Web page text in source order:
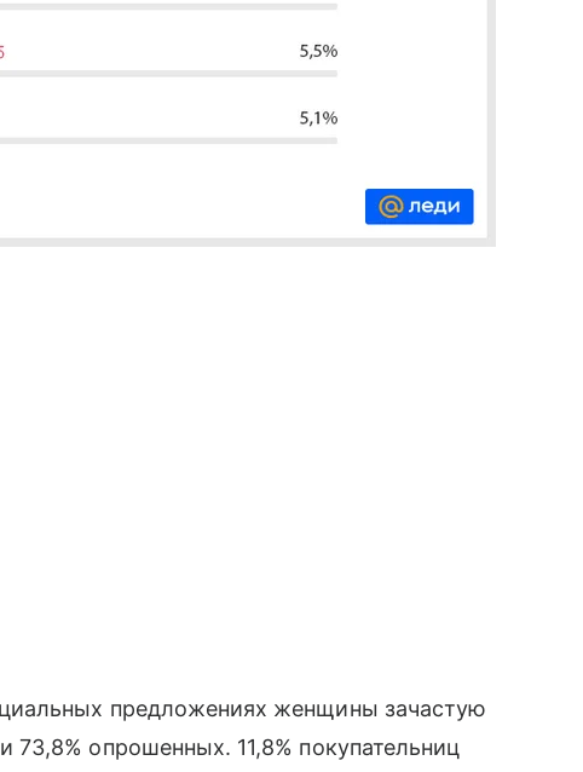
предложениях женщины зачастую
опрошенных. 11,8% покупательниц